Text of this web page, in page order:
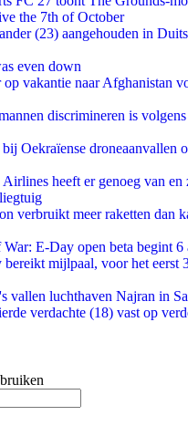
the 7th of October
(23) aangehouden in
even down
vakantie naar Afghanistan
discrimineren is
Oekraïense droneaanvallen
Airlines heeft er genoeg van
verbruikt meer raketten dan
War: E-Day open beta begint 6
bereikt mijlpaal, voor het eerst
vallen luchthaven Najran in
verdachte (18) vast op